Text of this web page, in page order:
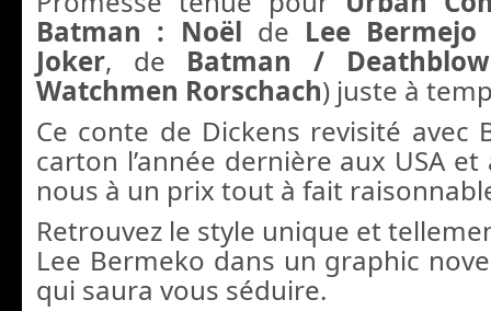
Batman : Noël de Lee Bermejo
Joker, de Batman /
Watchmen Rorschach) juste à
Ce conte de Dickens revisité avec
carton l’année dernière aux USA
nous à un prix tout à fait
Retrouvez le style unique et
Lee Bermeko dans un graphic
qui saura vous séduire.